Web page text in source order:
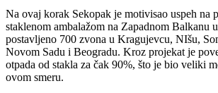
Na ovaj korak Sekopak je motivisao uspeh na
staklenom ambalažom na Zapadnom Balkanu
postavljeno 700 zvona u Kragujevcu, NIšu,
Novom Sadu i Beogradu. Kroz projekat je
otpada od stakla za čak 90%, što je bio veliki
ovom smeru.